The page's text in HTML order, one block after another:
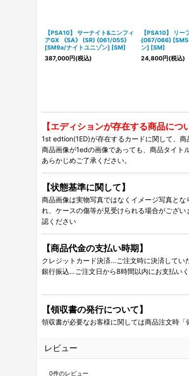
【PSA10】 サーナイト&ニンフィ
アGX 《SA》 (SR) {061/055}
[SM9a/ナイトユニゾン] [SM]
387,000円(税込)
【PSA10】 リー
{067/066}
ン] [SM]
24,800円(税込)
【エディションが存在する商品につ
1st edtion(1ED)が存在するカードに関して、商
商品画像が1edの画像であっても、商品タイト
あらかじめご了承ください。
【状態基準に関して】
商品画像は実物写真ではなくイメージ写真と
れ、ケースの傷等が見受けられる場合がござ
認ください
【商品代金の支払い時期】
クレジットカード決済…ご注文時に決済してい
銀行振込…ご注文日から8時間以内にお支払い
【領収書の発行について】
領収書が必要なお客様に関しては商品注文時「
レビュー
0件のレビュー